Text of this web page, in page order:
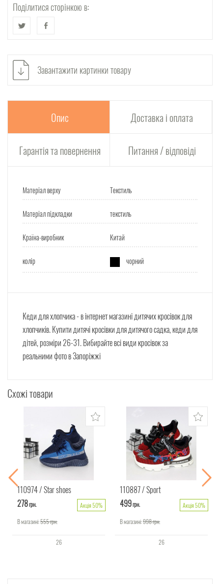
Поділитися сторінкою в:
Завантажити картинки товару
Опис Доставка і оплата
Гарантія та повернення Питання / відповіді
Матеріал верху Текстиль
Матеріал підкладки текстиль
Країна-виробник Китай
колір чорний
Кеди для хлопчика - в інтернет магазині дитячих кросівок для
хлопчиків. Купити дитячі кросівки для дитячого садка, кеди для
дітей, розміри 26-31. Вибирайте всі види кросівок за
реальними фото в Запоріжжі
Схожі товари
110974 Star shoes
278грн.
Акція 50%
В магазині:555грн.
26
110887 Sport
499грн.
Акція 50%
В магазині:998грн.
26